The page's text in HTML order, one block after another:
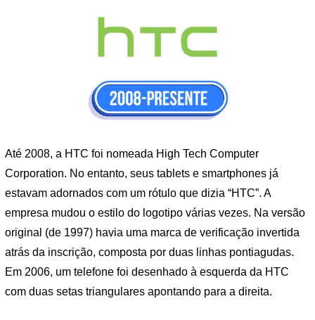
Até 2008, a HTC foi nomeada High Tech Computer
Corporation. No entanto, seus tablets e smartphones já
estavam adornados com um rótulo que dizia “HTC”. A
empresa mudou o estilo do logotipo várias vezes. Na versão
original (de 1997) havia uma marca de verificação invertida
atrás da inscrição, composta por duas linhas pontiagudas.
Em 2006, um telefone foi desenhado à esquerda da HTC
com duas setas triangulares apontando para a direita.